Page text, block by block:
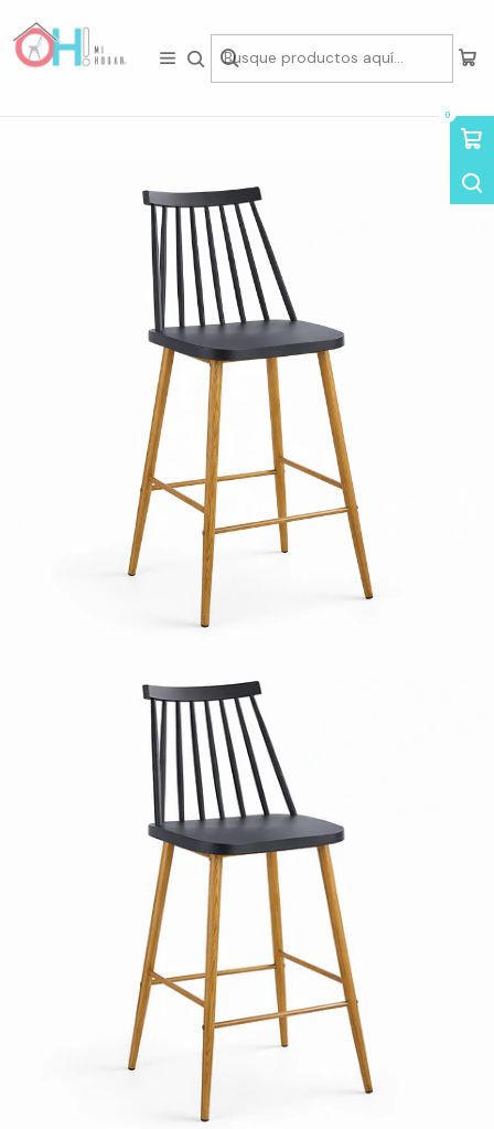
0
Inicio Asientos Taburetes & Sillas Bar
Taburete Windsor Retro de 66cm